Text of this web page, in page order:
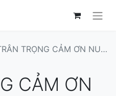
TRỌNG CẢM ƠN NUTIFOOD
CẢM ƠN